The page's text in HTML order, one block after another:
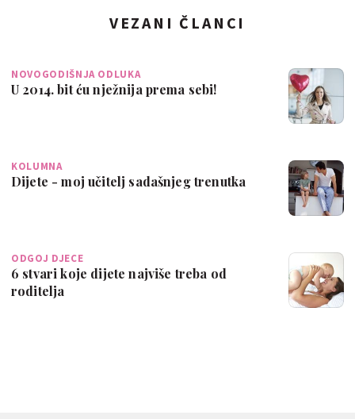
VEZANI ČLANCI
NOVOGODIŠNJA ODLUKA
U 2014. bit ću nježnija prema sebi!
KOLUMNA
Dijete - moj učitelj sadašnjeg trenutka
ODGOJ DJECE
6 stvari koje dijete najviše treba od
roditelja